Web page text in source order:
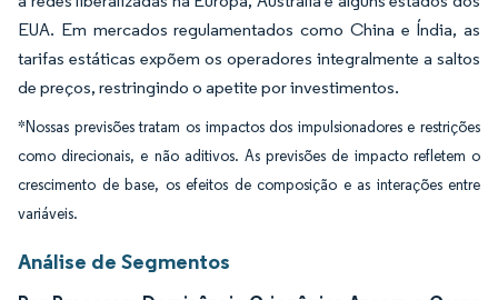
EUA. Em mercados regulamentados como China e Índia, as
tarifas estáticas expõem os operadores integralmente a saltos
de preços, restringindo o apetite por investimentos.
*Nossas previsões tratam os impactos dos impulsionadores e restrições
como direcionais, e não aditivos. As previsões de impacto refletem o
crescimento de base, os efeitos de composição e as interações entre
variáveis.
Análise de Segmentos